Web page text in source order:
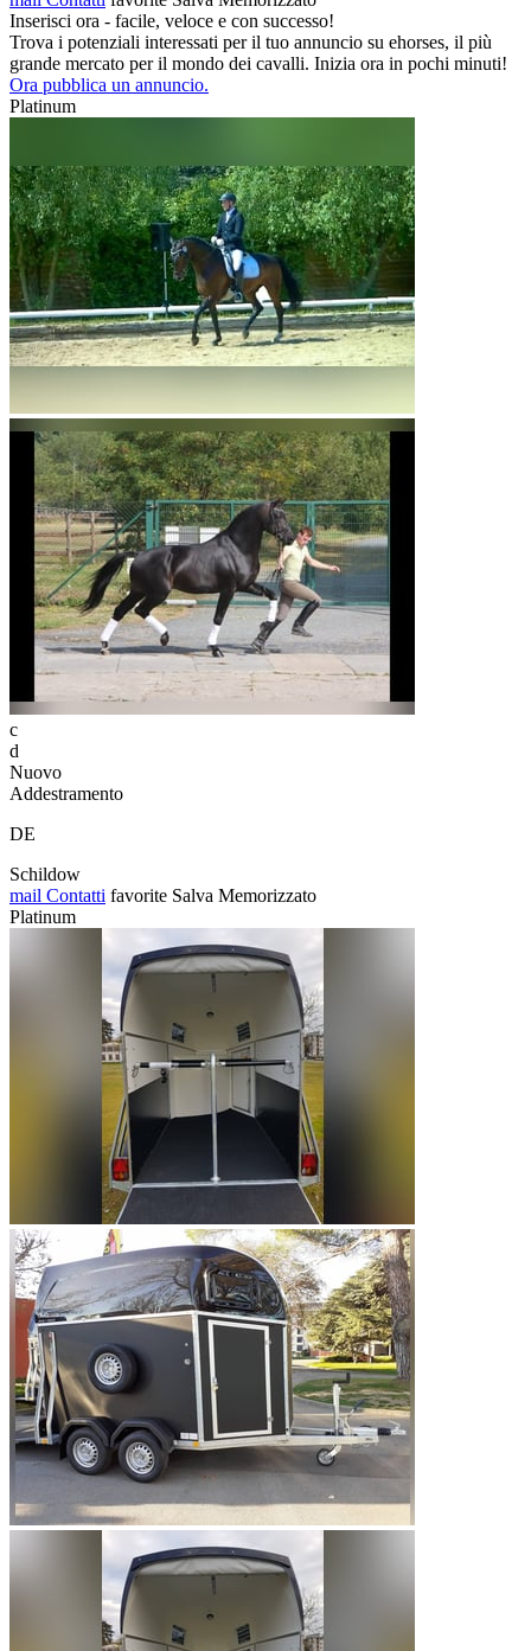
Inserisci ora - facile, veloce e con successo!
Trova i potenziali interessati per il tuo annuncio su ehorses, il più
grande mercato per il mondo dei cavalli. Inizia ora in pochi minuti!
Ora pubblica un annuncio.
Platinum
c
d
Nuovo
Addestramento
DE
Schildow
mail Contatti favorite Salva Memorizzato
Platinum